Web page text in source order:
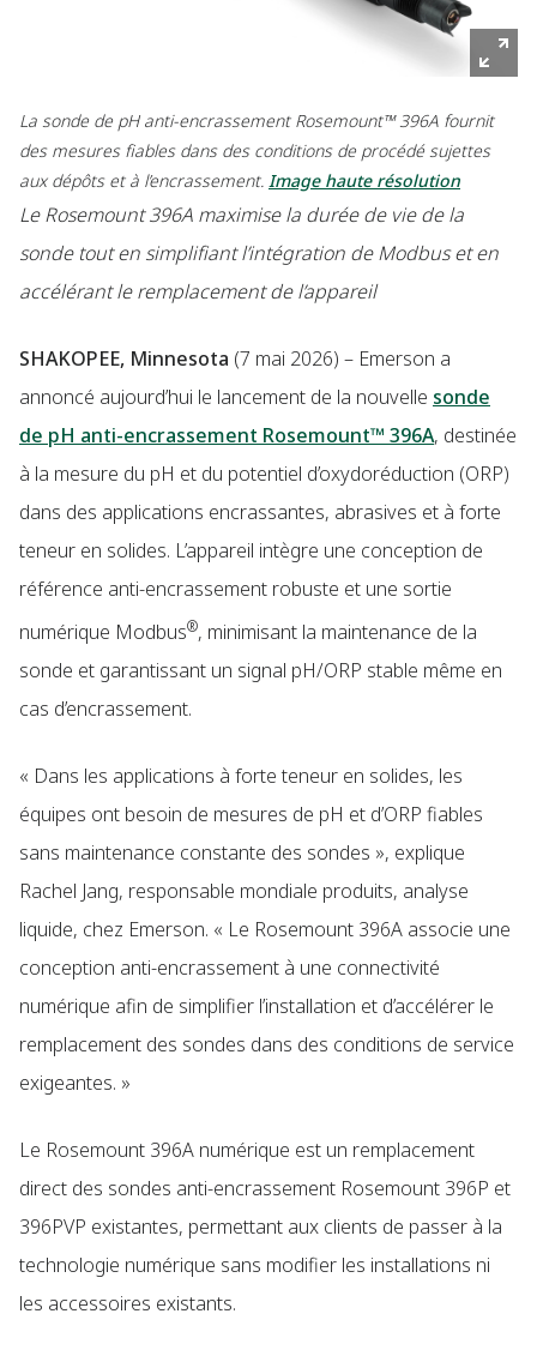
La sonde de pH anti-encrassement Rosemount™ 396A fournit
des mesures fiables dans des conditions de procédé sujettes
aux dépôts et à l’encrassement. Image haute résolution
Le Rosemount 396A maximise la durée de vie de la
sonde tout en simplifiant l’intégration de Modbus et en
accélérant le remplacement de l’appareil
SHAKOPEE, Minnesota (7 mai 2026) – Emerson a
annoncé aujourd’hui le lancement de la nouvelle sonde
de pH anti-encrassement Rosemount™ 396A, destinée
à la mesure du pH et du potentiel d’oxydoréduction (ORP)
dans des applications encrassantes, abrasives et à forte
teneur en solides. L’appareil intègre une conception de
référence anti-encrassement robuste et une sortie
numérique Modbus®, minimisant la maintenance de la
sonde et garantissant un signal pH/ORP stable même en
cas d’encrassement.
« Dans les applications à forte teneur en solides, les
équipes ont besoin de mesures de pH et d’ORP fiables
sans maintenance constante des sondes », explique
Rachel Jang, responsable mondiale produits, analyse
liquide, chez Emerson. « Le Rosemount 396A associe une
conception anti-encrassement à une connectivité
numérique afin de simplifier l’installation et d’accélérer le
remplacement des sondes dans des conditions de service
exigeantes. »
Le Rosemount 396A numérique est un remplacement
direct des sondes anti-encrassement Rosemount 396P et
396PVP existantes, permettant aux clients de passer à la
technologie numérique sans modifier les installations ni
les accessoires existants.